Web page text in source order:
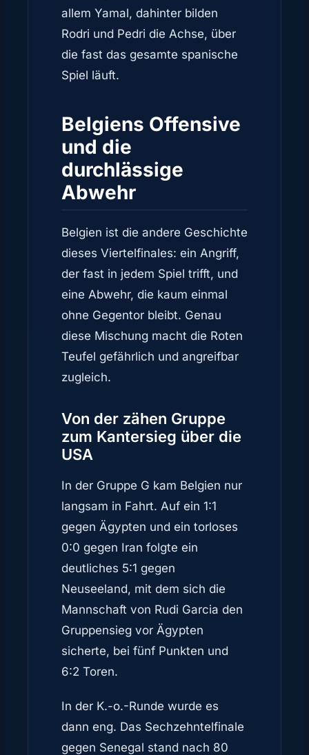
allem Yamal, dahinter bilden
Rodri und Pedri die Achse, über
die fast das gesamte spanische
Spiel läuft.
Belgiens Offensive
und die
durchlässige
Abwehr
Belgien ist die andere Geschichte
dieses Viertelfinales: ein Angriff,
der fast in jedem Spiel trifft, und
eine Abwehr, die kaum einmal
ohne Gegentor bleibt. Genau
diese Mischung macht die Roten
Teufel gefährlich und angreifbar
zugleich.
Von der zähen Gruppe
zum Kantersieg über die
USA
In der Gruppe G kam Belgien nur
langsam in Fahrt. Auf ein 1:1
gegen Ägypten und ein torloses
0:0 gegen Iran folgte ein
deutliches 5:1 gegen
Neuseeland, mit dem sich die
Mannschaft von Rudi Garcia den
Gruppensieg vor Ägypten
sicherte, bei fünf Punkten und
6:2 Toren.
In der K.-o.-Runde wurde es
dann eng. Das Sechzehntelfinale
gegen Senegal stand nach 80